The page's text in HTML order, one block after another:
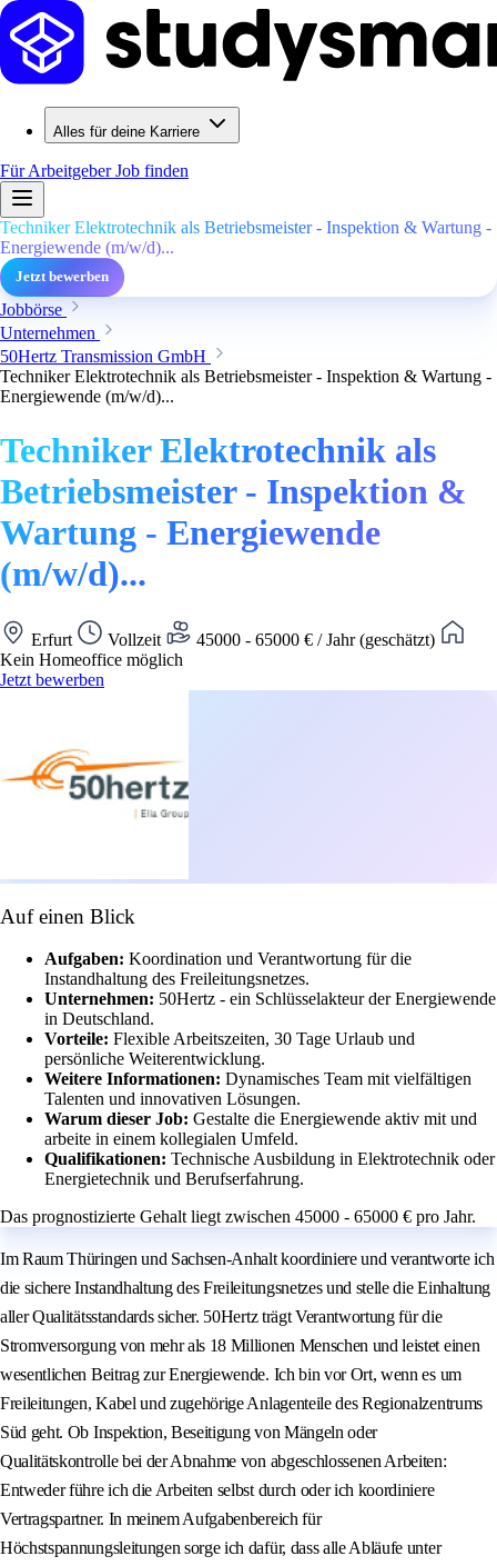
Alles für deine Karriere
Für ArbeitgeberJob finden
Techniker Elektrotechnik als Betriebsmeister - Inspektion & Wartung -
Energiewende (m/w/d)...
Jetzt bewerben
Jobbörse
Unternehmen
50Hertz Transmission GmbH
Techniker Elektrotechnik als Betriebsmeister - Inspektion & Wartung -
Energiewende (m/w/d)...
Techniker Elektrotechnik als
Betriebsmeister - Inspektion &
Wartung - Energiewende
(m/w/d)...
Erfurt Vollzeit
45000 - 65000 € / Jahr (geschätzt)
Kein Homeoffice möglich
Jetzt bewerben
Auf einen Blick
Aufgaben: Koordination und Verantwortung für die
Instandhaltung des Freileitungsnetzes.
Unternehmen: 50Hertz - ein Schlüsselakteur der Energiewende
in Deutschland.
Vorteile: Flexible Arbeitszeiten, 30 Tage Urlaub und
persönliche Weiterentwicklung.
Weitere Informationen: Dynamisches Team mit vielfältigen
Talenten und innovativen Lösungen.
Warum dieser Job: Gestalte die Energiewende aktiv mit und
arbeite in einem kollegialen Umfeld.
Qualifikationen: Technische Ausbildung in Elektrotechnik oder
Energietechnik und Berufserfahrung.
Das prognostizierte Gehalt liegt zwischen 45000 - 65000 € pro Jahr.
Im Raum Thüringen und Sachsen-Anhalt koordiniere und verantworte ich
die sichere Instandhaltung des Freileitungsnetzes und stelle die Einhaltung
aller Qualitätsstandards sicher. 50Hertz trägt Verantwortung für die
Stromversorgung von mehr als 18 Millionen Menschen und leistet einen
wesentlichen Beitrag zur Energiewende. Ich bin vor Ort, wenn es um
Freileitungen, Kabel und zugehörige Anlagenteile des Regionalzentrums
Süd geht. Ob Inspektion, Beseitigung von Mängeln oder
Qualitätskontrolle bei der Abnahme von abgeschlossenen Arbeiten:
Entweder führe ich die Arbeiten selbst durch oder ich koordiniere
Vertragspartner. In meinem Aufgabenbereich für
Höchstspannungsleitungen sorge ich dafür, dass alle Abläufe unter